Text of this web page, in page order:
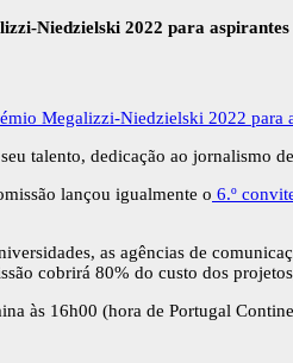
Niedzielski 2022 para
Megalizzi-Niedzielski 2022 para
talento, dedicação ao jornalismo
lançou igualmente o 6.º
as agências de
cobrirá 80% do custo dos
às 16h00 (hora de Portugal